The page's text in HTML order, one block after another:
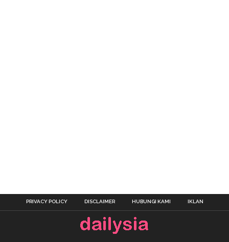
PRIVACY POLICY DISCLAIMER HUBUNGI KAMI IKLAN